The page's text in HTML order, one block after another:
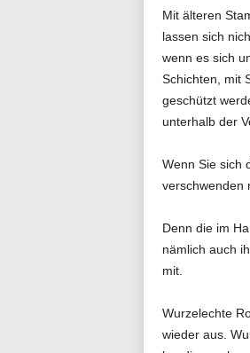
Mit älteren
lassen sich
wenn es sich
Schichten, mit
geschützt
unterhalb der
Wenn Sie sich
verschwenden
Denn die im
nämlich auch
mit.
Wurzelechte
wieder aus.